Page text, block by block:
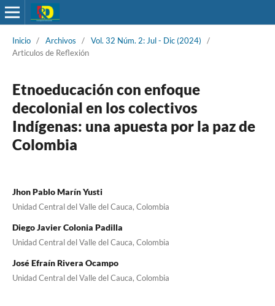
Inicio / Archivos / Vol. 32 Núm. 2: Jul - Dic (2024)
/
Articulos de Reflexión
Etnoeducación con enfoque
decolonial en los colectivos
Indígenas: una apuesta por la paz de
Colombia
Jhon Pablo Marín Yusti
Unidad Central del Valle del Cauca, Colombia
Diego Javier Colonia Padilla
Unidad Central del Valle del Cauca, Colombia
José Efraín Rivera Ocampo
Unidad Central del Valle del Cauca, Colombia